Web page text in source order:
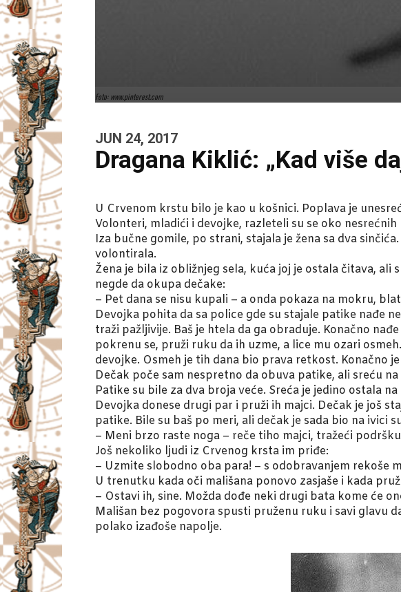
Foto: www.pinterest.com
JUN 24, 2017
Dragana Kiklić: „Kad više
U Crvenom krstu bilo je kao u košnici. Poplava je
Volonteri, mladići i devojke, razleteli su se oko
Iza bučne gomile, po strani, stajala je žena sa dva
volontirala.
Žena je bila iz obližnjeg sela, kuća joj je ostala čitava,
negde da okupa dečake:
– Pet dana se nisu kupali – a onda pokaza na mokru,
Devojka pohita da sa police gde su stajale patike nađe
traži pažljivije. Baš je htela da ga obraduje. Konačno
pokrenu se, pruži ruku da ih uzme, a lice mu ozari
devojke. Osmeh je tih dana bio prava retkost. Konačno
Dečak poče sam nespretno da obuva patike, ali sreću
Patike su bile za dva broja veće. Sreća je jedino ostala
Devojka donese drugi par i pruži ih majci. Dečak je još
patike. Bile su baš po meri, ali dečak je sada bio na ivici
– Meni brzo raste noga – reče tiho majci, tražeći
Još nekoliko ljudi iz Crvenog krsta im priđe:
– Uzmite slobodno oba para! – s odobravanjem rekoše
U trenutku kada oči mališana ponovo zasjaše i kada
– Ostavi ih, sine. Možda dođe neki drugi bata kome će
Mališan bez pogovora spusti pruženu ruku i savi glavu
polako izađoše napolje.